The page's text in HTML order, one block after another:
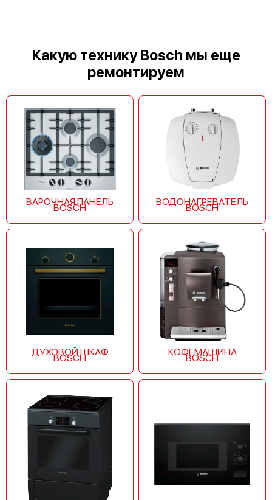
Bosch HSV625120R
Bosch HSV594021T
Какую технику Bosch мы еще
ремонтируем
ВАРОЧНАЯ ПАНЕЛЬ
BOSCH
ВОДОНАГРЕВАТЕЛЬ
BOSCH
ДУХОВОЙ ШКАФ
BOSCH
КОФЕМАШИНА
BOSCH